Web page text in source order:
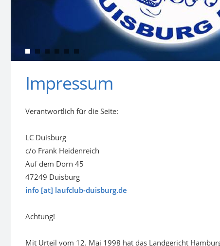
Impressum
Verantwortlich für die Seite:
LC Duisburg
c/o Frank Heidenreich
Auf dem Dorn 45
47249 Duisburg
info [at] laufclub-duisburg.de
Achtung!
Mit Urteil vom 12. Mai 1998 hat das Landgericht